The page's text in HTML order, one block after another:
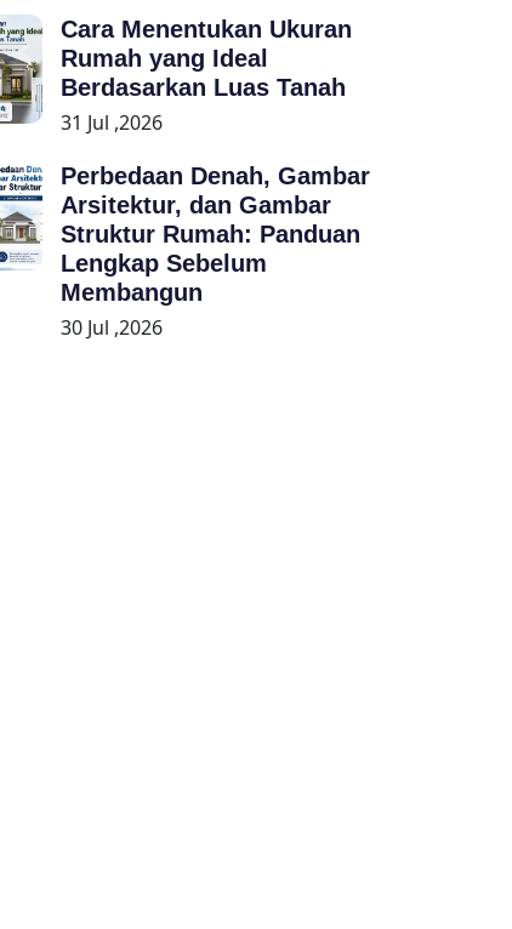
Cara Menentukan Ukuran
Rumah yang Ideal
Berdasarkan Luas Tanah
31 Jul ,2026
Perbedaan Denah, Gambar
Arsitektur, dan Gambar
Struktur Rumah: Panduan
Lengkap Sebelum
Membangun
30 Jul ,2026